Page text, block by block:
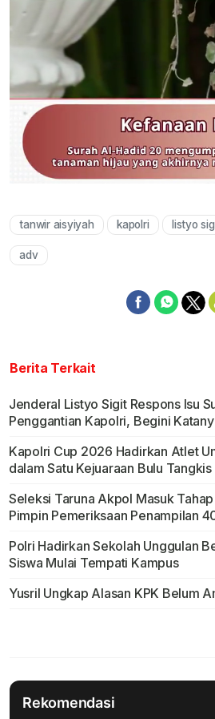
tanwir aisyiyah kapolri listyo
adv
Berita Terkait
Jenderal Listyo Sigit Respons Isu
Penggantian Kapolri, Begini
Kapolri Cup 2026 Hadirkan Atlet
dalam Satu Kejuaraan Bulu Tangkis
Seleksi Taruna Akpol Masuk
Pimpin Pemeriksaan Penampilan
Polri Hadirkan Sekolah Unggulan
Siswa Mulai Tempati Kampus
Yusril Ungkap Alasan KPK Belum
Rekomendasi